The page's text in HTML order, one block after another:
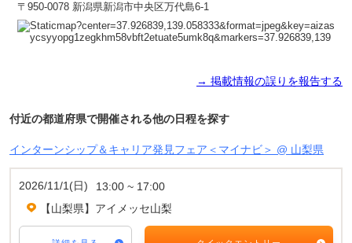
〒950-0078 新潟県新潟市中央区万代島6-1
→ 掲載情報の誤りを報告する
付近の都道府県で開催される他の日程を探す
インターンシップ＆キャリア発見フェア＜マイナビ＞ @ 山梨県
2026/11/1(日)
13:00 ~ 17:00
【山梨県】アイメッセ山梨